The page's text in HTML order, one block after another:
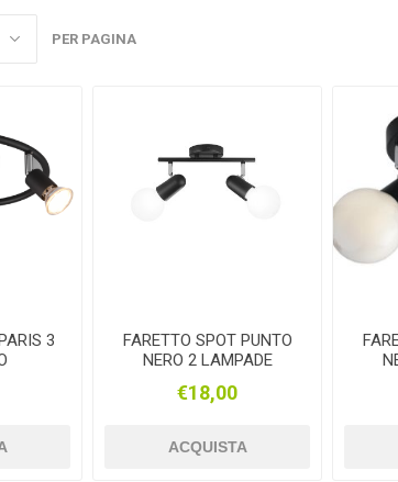
PER PAGINA
3
FARETTO SPOT PUNTO
NERO 2 LAMPADE
€18,00
ACQUISTA